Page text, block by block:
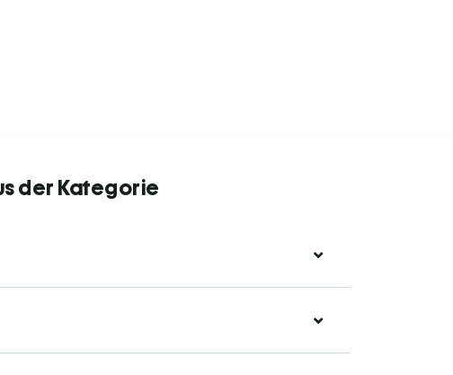
der Kategorie